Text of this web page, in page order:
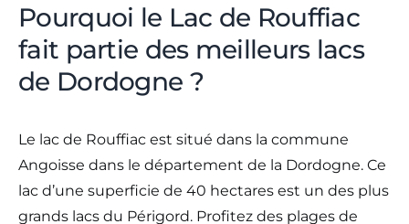
Pourquoi le Lac de Rouffiac
fait partie des meilleurs lacs
de Dordogne ?
Le lac de Rouffiac est situé dans la commune
Angoisse dans le département de la Dordogne. Ce
lac d’une superficie de 40 hectares est un des plus
grands lacs du Périgord. Profitez des plages de